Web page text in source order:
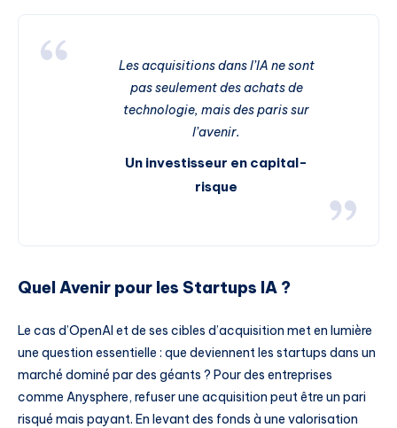
Les acquisitions dans l’IA ne sont
pas seulement des achats de
technologie, mais des paris sur
l’avenir.
Un investisseur en capital-
risque
Quel Avenir pour les Startups IA ?
Le cas d’OpenAI et de ses cibles d’acquisition met en lumière
une question essentielle : que deviennent les startups dans un
marché dominé par des géants ? Pour des entreprises
comme Anysphere, refuser une acquisition peut être un pari
risqué mais payant. En levant des fonds à une valorisation